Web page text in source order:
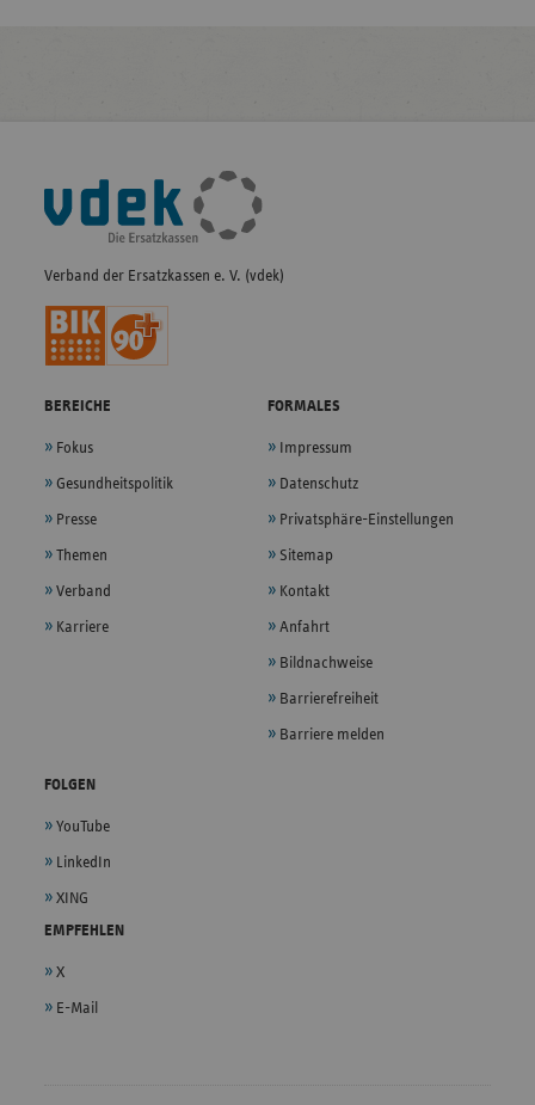
Fußleisten-
Navigation
Verband der Ersatzkassen e. V. (vdek)
BEREICHE
Fokus
Gesundheitspolitik
Presse
Themen
Verband
Karriere
FORMALES
Impressum
Datenschutz
Privatsphäre-Einstellungen
Sitemap
Kontakt
Anfahrt
Bildnachweise
Barrierefreiheit
Barriere melden
FOLGEN
YouTube
LinkedIn
XING
EMPFEHLEN
X
E-Mail